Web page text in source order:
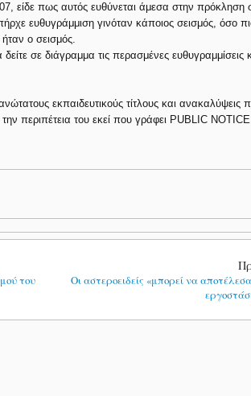
είδε πως αυτός ευθύνεται άμεσα στην πρόκληση
ευθυγράμμιση γινόταν κάποιος σεισμός, όσο
ο σεισμός.
σε διάγραμμα τις περασμένες ευθυγραμμίσεις
εκπαιδευτικούς τίτλους και ανακαλύψεις
περιπέτεια του εκεί που γράφει PUBLIC
του
Οι αστεροειδείς «μπορεί να